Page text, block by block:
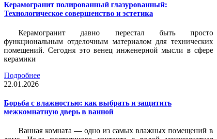
Керамогранит полированный глазурованный:
Технологическое совершенство и эстетика
Керамогранит давно перестал быть просто
функциональным отделочным материалом для технических
помещений. Сегодня это венец инженерной мысли в сфере
керамики
Подробнее
22.01.2026
Борьба с влажностью: как выбрать и защитить
межкомнатную дверь в ванной
Ванная комната — одно из самых влажных помещений в